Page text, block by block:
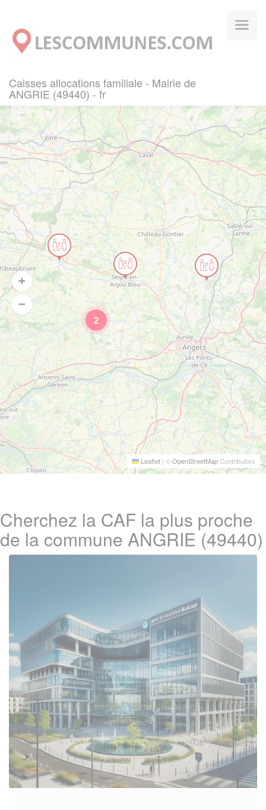
Caisses allocations familiale - Mairie de
ANGRIE (49440) - fr
2
Leaflet | ©OpenStreetMapContributors
Cherchez la CAF la plus proche
de la commune ANGRIE (49440)